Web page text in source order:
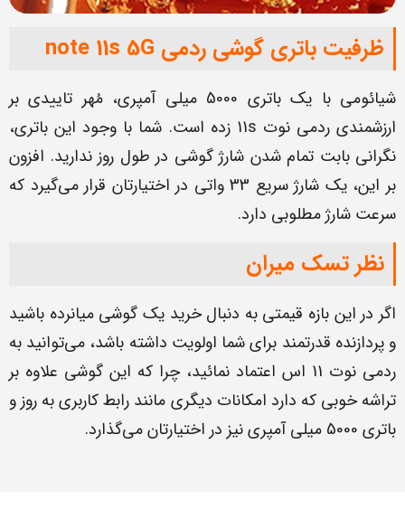
ظرفیت باتری گوشی ردمی note 11s 5G
شیائومی با یک باتری 5000 میلی آمپری، مُهر تاییدی بر
ارزشمندی ردمی نوت 11s زده است. شما با وجود این باتری،
نگرانی بابت تمام شدن شارژ گوشی در طول روز ندارید. افزون
بر این، یک شارژ سریع 33 واتی در اختیارتان قرار می‌گیرد که
سرعت شارژ مطلوبی دارد.
نظر تسک میران
اگر در این بازه قیمتی به دنبال خرید یک گوشی میانرده باشید
و پردازنده قدرتمند برای شما اولویت داشته باشد، می‌توانید به
ردمی نوت 11 اس اعتماد نمائید، چرا که این گوشی علاوه بر
تراشه خوبی که دارد امکانات دیگری مانند رابط کاربری به روز و
باتری 5000 میلی آمپری نیز در اختیارتان می‌گذارد.